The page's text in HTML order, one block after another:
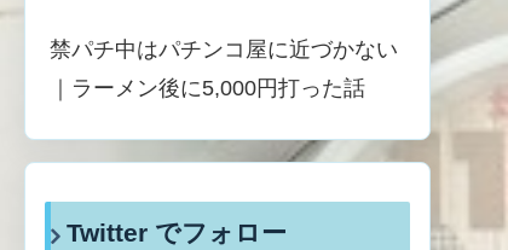
禁パチ中はパチンコ屋に近づかない
｜ラーメン後に5,000円打った話
Twitter でフォロー